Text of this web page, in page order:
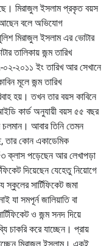
মিরাজুল ইসলাম প্রকৃত বয়স
আছেন বলে অভিযোগ
মিরাজুল ইসলাম এর ভোটার
তালিকায় জন্ম তারিখ
২০১১ ইং তারিখ আর সেখানে
মূলে জন্ম তারিখ
হয়। তখন তার বয়স কাবিনে
কার্ড অনুযায়ী বয়স ৫৫ বছর
আবার তিনি তেমন
তার কোন একাডেমিক
৩ ক্লাস পড়েছেন আর লেখাপড়া
দিয়েছেন যেহেতু নিয়োগে
স্কুলের সার্টিফিকেট জমা
যা সমপূর্ন জালিয়াতি বা
ও জন্ম সনদ দিয়ে
চাকরি করে যাচ্ছেন। প্রায়